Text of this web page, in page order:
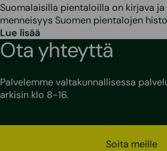
Suomalaisilla pientaloilla on kirjava
menneisyys Suomen pientalojen
Lue lisää
Ota yhteyttä
Palvelemme valtakunnallisessa
arkisin klo 8-16.
Soita meille